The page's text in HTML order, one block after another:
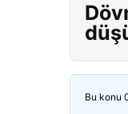
Bu konu